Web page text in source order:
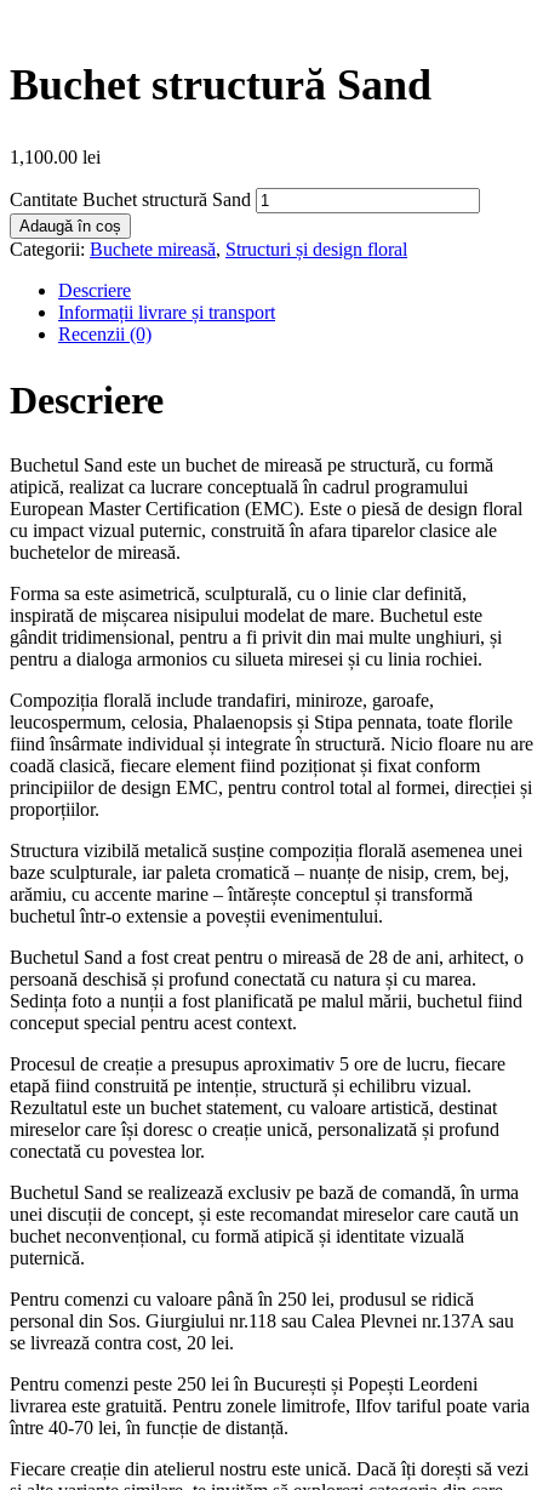
Buchet structură Sand
1,100.00 lei
Cantitate Buchet structură Sand
Adaugă în coș
Categorii: Buchete mireasă, Structuri și design floral
Descriere
Informații livrare și transport
Recenzii (0)
Descriere
Buchetul Sand este un buchet de mireasă pe structură, cu formă
atipică, realizat ca lucrare conceptuală în cadrul programului
European Master Certification (EMC). Este o piesă de design floral
cu impact vizual puternic, construită în afara tiparelor clasice ale
buchetelor de mireasă.
Forma sa este asimetrică, sculpturală, cu o linie clar definită,
inspirată de mișcarea nisipului modelat de mare. Buchetul este
gândit tridimensional, pentru a fi privit din mai multe unghiuri, și
pentru a dialoga armonios cu silueta miresei și cu linia rochiei.
Compoziția florală include trandafiri, miniroze, garoafe,
leucospermum, celosia, Phalaenopsis și Stipa pennata, toate florile
fiind în­sârmate individual și integrate în structură. Nicio floare nu are
coadă clasică, fiecare element fiind poziționat și fixat conform
principiilor de design EMC, pentru control total al formei, direcției și
proporțiilor.
Structura vizibilă metalică susține compoziția florală asemenea unei
baze sculpturale, iar paleta cromatică – nuanțe de nisip, crem, bej,
arămiu, cu accente marine – întărește conceptul și transformă
buchetul într-o extensie a poveștii evenimentului.
Buchetul Sand a fost creat pentru o mireasă de 28 de ani, arhitect, o
persoană deschisă și profund conectată cu natura și cu marea.
Sedința foto a nunții a fost planificată pe malul mării, buchetul fiind
conceput special pentru acest context.
Procesul de creație a presupus aproximativ 5 ore de lucru, fiecare
etapă fiind construită pe intenție, structură și echilibru vizual.
Rezultatul este un buchet statement, cu valoare artistică, destinat
mireselor care își doresc o creație unică, personalizată și profund
conectată cu povestea lor.
Buchetul Sand se realizează exclusiv pe bază de comandă, în urma
unei discuții de concept, și este recomandat mireselor care caută un
buchet neconvențional, cu formă atipică și identitate vizuală
puternică.
Pentru comenzi cu valoare până în 250 lei, produsul se ridică
personal din Sos. Giurgiului nr.118 sau Calea Plevnei nr.137A sau
se livrează contra cost, 20 lei.
Pentru comenzi peste 250 lei în București și Popești Leordeni
livrarea este gratuită. Pentru zonele limitrofe, Ilfov tariful poate varia
între 40-70 lei, în funcție de distanță.
Fiecare creație din atelierul nostru este unică. Dacă îți dorești să vezi